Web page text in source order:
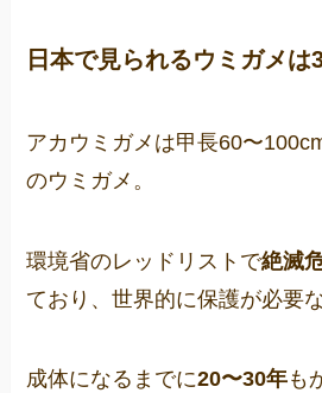
日本で見られるウミガメは
アカウミガメは甲長60〜
のウミガメ。
環境省のレッドリストで絶滅
ており、世界的に保護が必要
成体になるまでに20〜30年も